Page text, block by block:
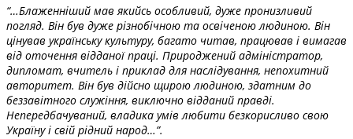
“…Блаженніший мав якийсь особливий, дуже пронизливий
погляд. Він був дуже різнобічною та освіченою людиною. Він
цінував українську культуру, багато читав, працював і вимагав
від оточення відданої праці. Природжений адміністратор,
дипломат, вчитель і приклад для наслідування, непохитний
авторитет. Він був дійсно щирою людиною, здатним до
беззавітного служіння, виключно відданий правді.
Непередбачуваний, владика умів любити безкорисливо свою
Україну і свій рідний народ…”.